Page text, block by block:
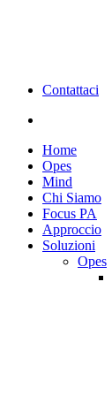
Contattaci
Home
Opes
Mind
Chi Siamo
Focus PA
Approccio
Soluzioni
Opes